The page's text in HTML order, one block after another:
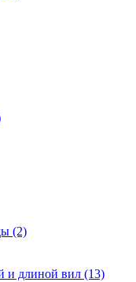
(2)
и длиной вил (13)